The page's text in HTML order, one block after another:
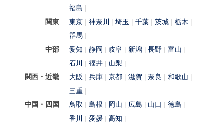
福島
関東
東京 神奈川 埼玉 千葉 茨城
栃木
群馬
中部
愛知 静岡 岐阜 新潟 長野
富山
石川
福井
山梨
関西・近畿
大阪 兵庫 京都 滋賀 奈良
和歌山
三重
中国・四国
鳥取 島根 岡山 広島 山口
徳島
香川
愛媛
高知